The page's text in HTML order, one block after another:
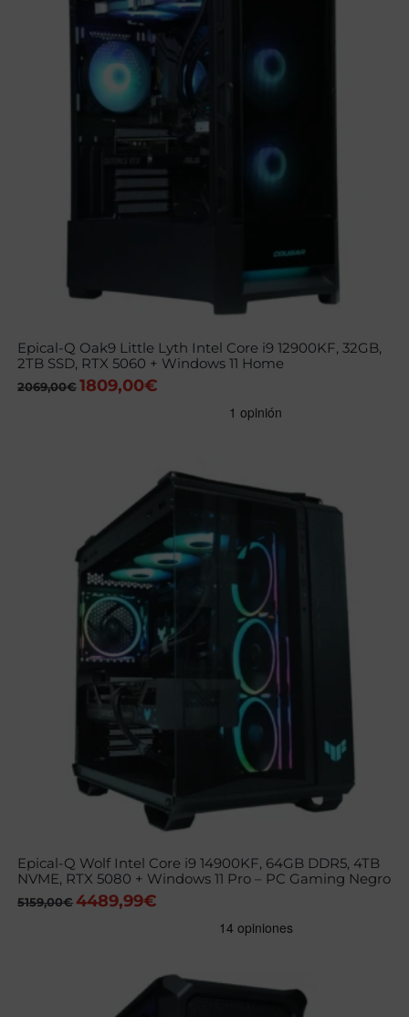
Epical-Q Oak9 Little Lyth Intel Core i9 12900KF, 32GB,
2TB SSD, RTX 5060 + Windows 11 Home
2069,00€ El
1809,00€
Epical-Q Wolf Intel Core i9 14900KF, 64GB DDR5, 4TB
NVME, RTX 5080 + Windows 11 Pro – PC Gaming Negro
5159,00€ El
4489,99€